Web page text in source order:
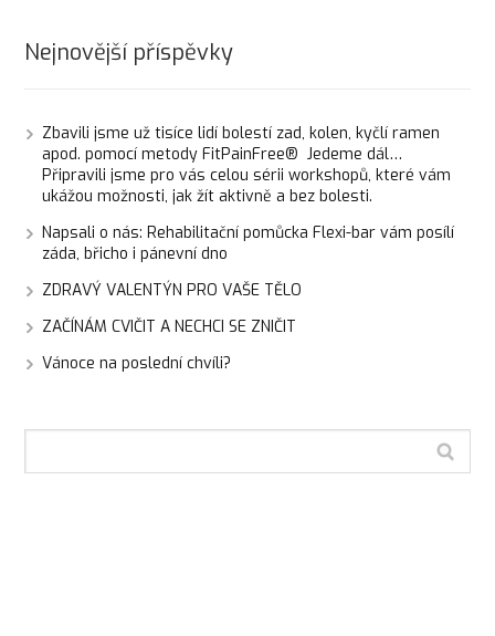
Nejnovější příspěvky
Zbavili jsme už tisíce lidí bolestí zad, kolen, kyčlí ramen
apod. pomocí metody FitPainFree® Jedeme dál…
Připravili jsme pro vás celou sérii workshopů, které vám
ukážou možnosti, jak žít aktivně a bez bolesti.
Napsali o nás: Rehabilitační pomůcka Flexi-bar vám posílí
záda, břicho i pánevní dno
ZDRAVÝ VALENTÝN PRO VAŠE TĚLO
ZAČÍNÁM CVIČIT A NECHCI SE ZNIČIT
Vánoce na poslední chvíli?